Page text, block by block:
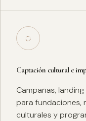
◌
Captación cultural e
Campañas,
para fundaciones,
culturales y